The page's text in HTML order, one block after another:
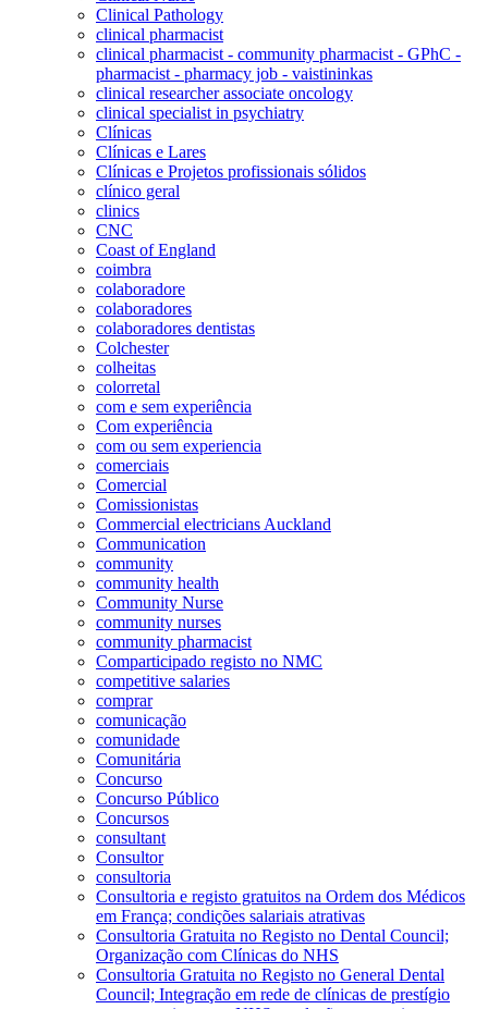
Clinical Pathology
clinical pharmacist
clinical pharmacist - community pharmacist - GPhC -
pharmacist - pharmacy job - vaistininkas
clinical researcher associate oncology
clinical specialist in psychiatry
Clínicas
Clínicas e Lares
Clínicas e Projetos profissionais sólidos
clínico geral
clinics
CNC
Coast of England
coimbra
colaboradore
colaboradores
colaboradores dentistas
Colchester
colheitas
colorretal
com e sem experiência
Com experiência
com ou sem experiencia
comerciais
Comercial
Comissionistas
Commercial electricians Auckland
Communication
community
community health
Community Nurse
community nurses
community pharmacist
Comparticipado registo no NMC
competitive salaries
comprar
comunicação
comunidade
Comunitária
Concurso
Concurso Público
Concursos
consultant
Consultor
consultoria
Consultoria e registo gratuitos na Ordem dos Médicos
em França; condições salariais atrativas
Consultoria Gratuita no Registo no Dental Council;
Organização com Clínicas do NHS
Consultoria Gratuita no Registo no General Dental
Council; Integração em rede de clínicas de prestígio